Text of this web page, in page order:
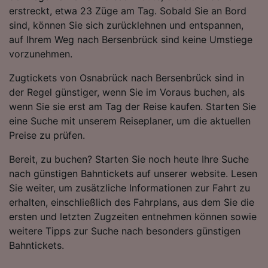
erstreckt, etwa 23 Züge am Tag. Sobald Sie an Bord
sind, können Sie sich zurücklehnen und entspannen,
auf Ihrem Weg nach Bersenbrück sind keine Umstiege
vorzunehmen.
Zugtickets von Osnabrück nach Bersenbrück sind in
der Regel günstiger, wenn Sie im Voraus buchen, als
wenn Sie sie erst am Tag der Reise kaufen. Starten Sie
eine Suche mit unserem Reiseplaner, um die aktuellen
Preise zu prüfen.
Bereit, zu buchen? Starten Sie noch heute Ihre Suche
nach günstigen Bahntickets auf unserer website. Lesen
Sie weiter, um zusätzliche Informationen zur Fahrt zu
erhalten, einschließlich des Fahrplans, aus dem Sie die
ersten und letzten Zugzeiten entnehmen können sowie
weitere Tipps zur Suche nach besonders günstigen
Bahntickets.
Surfverhalten nicht zu verfolgen.
Wir und unsere Partner verarbeiten Daten, um
Folgendes bereitzustellen:
Endgeräteeigenschaften zur Identifikation
aktiv abfragen. Speichern von oder Zugriff auf
Informationen auf einem Endgerät.
Personalisierte Werbung und Inhalte, Messung
von Werbeleistung und der Performance von
Inhalten, Zielgruppenforschung sowie
Angeboten.
Liste der Partner (Lieferanten)